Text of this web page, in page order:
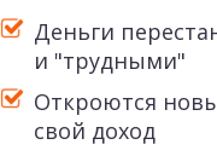
Деньги
и "трудными"
Откроются
свой доход